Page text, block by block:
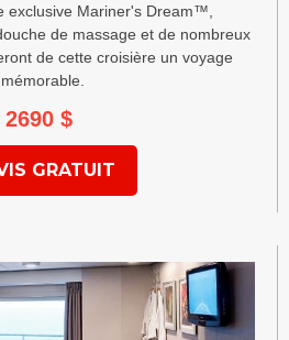
exclusive Mariner's Dream™,
de massage et de nombreux
de cette croisière un voyage
mémorable.
2690 $
GRATUIT